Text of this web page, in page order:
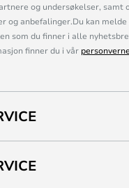
og undersøkelser, samt
og anbefalinger.Du kan
som du finner i alle
finner du i vår